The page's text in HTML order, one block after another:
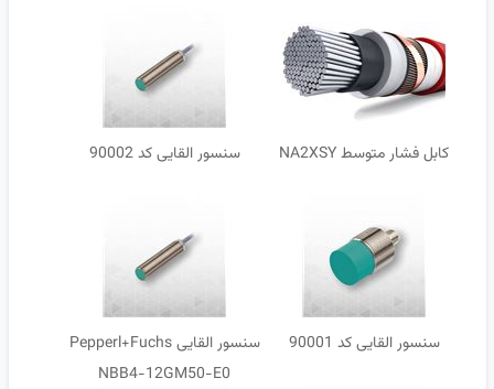
کابل فشار متوسط NA2XSY سنسور القایی کد 90002
سنسور القایی کد 90001
سنسور القایی Pepperl+Fuchs
NBB4-12GM50-E0